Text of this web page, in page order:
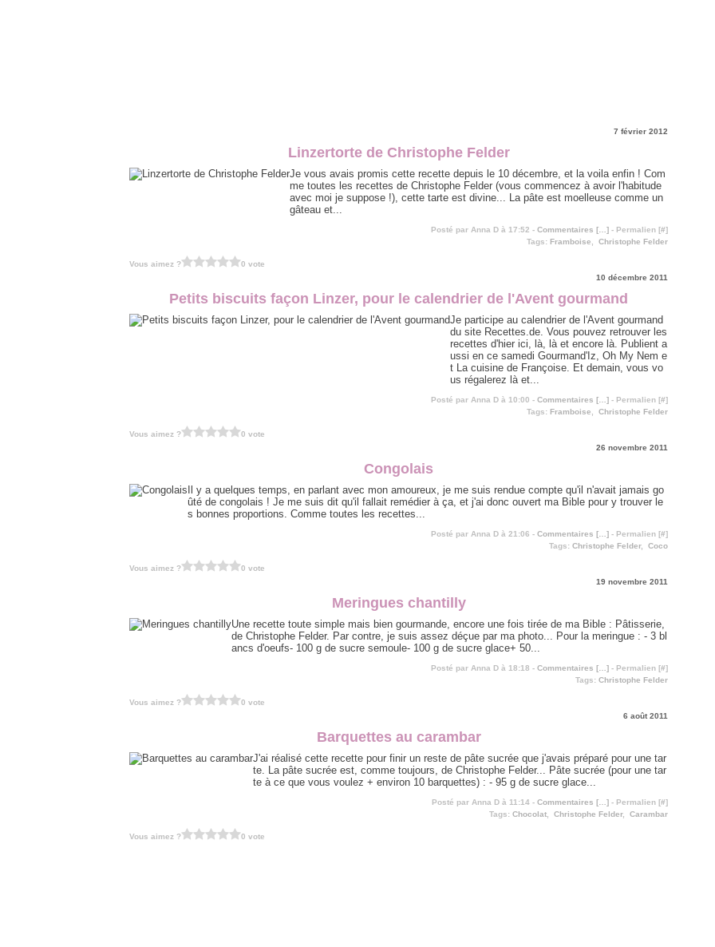
7 février 2012
Linzertorte de Christophe Felder
Je vous avais promis cette recette depuis le 10 décembre, et la voila enfin ! Com
me toutes les recettes de Christophe Felder (vous commencez à avoir l'habitude
avec moi je suppose !), cette tarte est divine... La pâte est moelleuse comme un
gâteau et...
Posté par Anna D à 17:52 - Commentaires [ ] - Permalien [#]
Tags: Framboise Christophe Felder
Vous aimez ?
0 vote
10 décembre 2011
Petits biscuits façon Linzer, pour le calendrier de l'Avent gourmand
Je participe au calendrier de l'Avent gourmand
du site Recettes.de. Vous pouvez retrouver les
recettes d'hier ici, là, là et encore là. Publient a
ussi en ce samedi Gourmand'Iz, Oh My Nem e
t La cuisine de Françoise. Et demain, vous vo
us régalerez là et...
Posté par Anna D à 10:00 - Commentaires [ ] - Permalien [#]
Tags: Framboise Christophe Felder
Vous aimez ?
0 vote
26 novembre 2011
Congolais
Il y a quelques temps, en parlant avec mon amoureux, je me suis rendue compte qu'il n'avait jamais go
ûté de congolais ! Je me suis dit qu'il fallait remédier à ça, et j'ai donc ouvert ma Bible pour y trouver le
s bonnes proportions. Comme toutes les recettes...
Posté par Anna D à 21:06 - Commentaires [ ] - Permalien [#]
Tags: Christophe Felder, Coco
Vous aimez ?
0 vote
19 novembre 2011
Meringues chantilly
Une recette toute simple mais bien gourmande, encore une fois tirée de ma Bible : Pâtisserie,
de Christophe Felder. Par contre, je suis assez déçue par ma photo... Pour la meringue : - 3 bl
ancs d'oeufs- 100 g de sucre semoule- 100 g de sucre glace+ 50...
Posté par Anna D à 18:18 - Commentaires [ ] - Permalien [#]
Tags: Christophe Felder
Vous aimez ?
0 vote
6 août 2011
Barquettes au carambar
J'ai réalisé cette recette pour finir un reste de pâte sucrée que j'avais préparé pour une tar
te. La pâte sucrée est, comme toujours, de Christophe Felder... Pâte sucrée (pour une tar
te à ce que vous voulez + environ 10 barquettes) : - 95 g de sucre glace...
Posté par Anna D à 11:14 - Commentaires [ ] - Permalien [#]
Tags: Chocolat Christophe Felder, Carambar
Vous aimez ? 0 vote